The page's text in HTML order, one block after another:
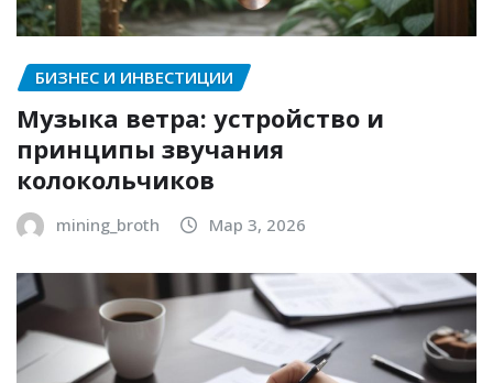
БИЗНЕС И ИНВЕСТИЦИИ
Музыка ветра: устройство и
принципы звучания
колокольчиков
mining_broth Мар 3, 2026